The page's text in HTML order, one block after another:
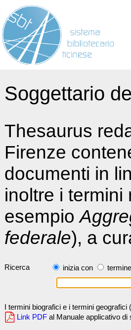
Soggettario
Thesaurus
Firenze
documenti in
inoltre i
esempio
federale), a
Ricerca inizia con
I termini biografici e i termini
Link PDF al Manuale applicativo